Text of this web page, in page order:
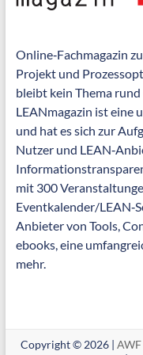
Online‐Fachmagazin
Projekt und
bleibt kein Thema
LEANmagazin ist
und hat es sich zur
Nutzer und
mit 300
Eventkalender/
Anbieter von Tools,
ebooks, eine
mehr.
Copyright © 2026 |AWF